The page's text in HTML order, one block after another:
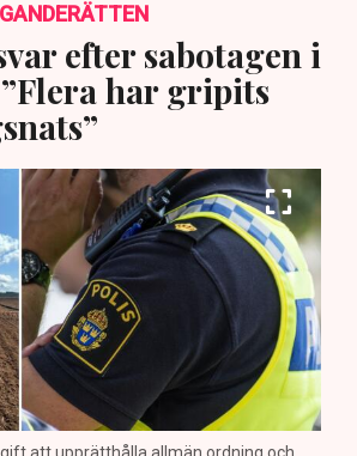
efter sabotagen i
har gripits
att upprätthålla allmän ordning och